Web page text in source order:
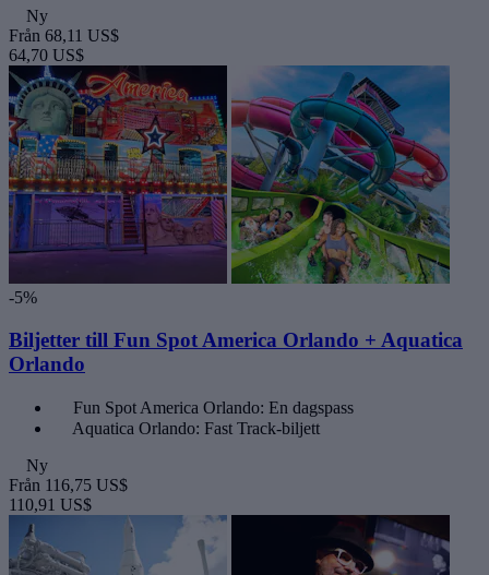
Ny
Från 68,11 US$
64,70 US$
-5%
Biljetter till Fun Spot America Orlando + Aquatica
Orlando
Fun Spot America Orlando: En dagspass
Aquatica Orlando: Fast Track-biljett
Ny
Från 116,75 US$
110,91 US$